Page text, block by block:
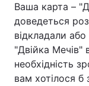
Ваша карта –
доведеться
відкладали
"Двійка Мечів"
необхідність
вам хотілося б